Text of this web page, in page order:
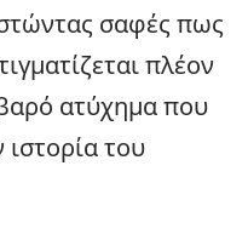
σαφές πως
πλέον
ατύχημα που
του